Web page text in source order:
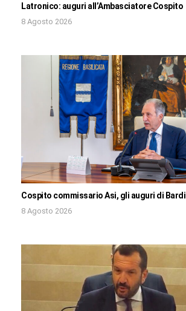
Latronico: auguri all’Ambasciatore Cospito
8 Agosto 2026
Cospito commissario Asi, gli auguri di Bardi
8 Agosto 2026